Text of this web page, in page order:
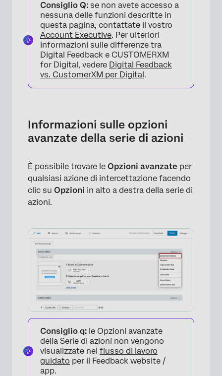
serie di azioni
Opzioni di visualizzazione
Opzioni di Trigger personalizzate
Opzioni avanzate
Consiglio Q: se non avete accesso a
nessuna delle funzioni descritte in
questa pagina, contattate il vostro
Account Executive. Per ulteriori
informazioni sulle differenze tra
Digital Feedback e CUSTOMERXM
for Digital, vedere Digital Feedback
vs. CustomerXM per Digital.
Informazioni sulle opzioni
avanzate della serie di azioni
È possibile trovare le Opzioni avanzate per
qualsiasi azione di intercettazione facendo
clic su Opzioni in alto a destra della serie di
azioni.
Consiglio q: le Opzioni avanzate
della Serie di azioni non vengono
visualizzate nel flusso di lavoro
guidato per il Feedback website /
app.